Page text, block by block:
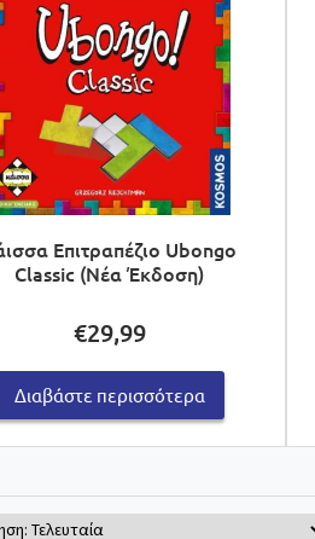
Επιτραπέζιο Ubongo
Classic (Νέα Έκδοση)
€29,99
Διαβάστε περισσότερα